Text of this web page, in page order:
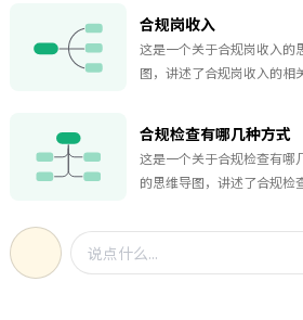
收藏和点赞~
合规岗收入
这是一个关于合规岗收入的
图，讲述了合规岗收入的相
合规检查有哪几种方式
这是一个关于合规检查有哪
的思维导图，讲述了合规检
查有哪几种方式的故事感兴
对该思维导图收藏和点赞~